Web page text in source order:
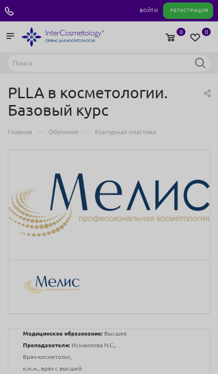
ВОЙТИ РЕГИСТРАЦИЯ
0
0
PLLA в косметологии.
Базовый курс
Главная — Обучение — Контурная пластика
Медицинское образование: Высшее
Преподаватели: Исмаилова Н.С.,
Врач-косметолог,
к.м.н., врач с высшей